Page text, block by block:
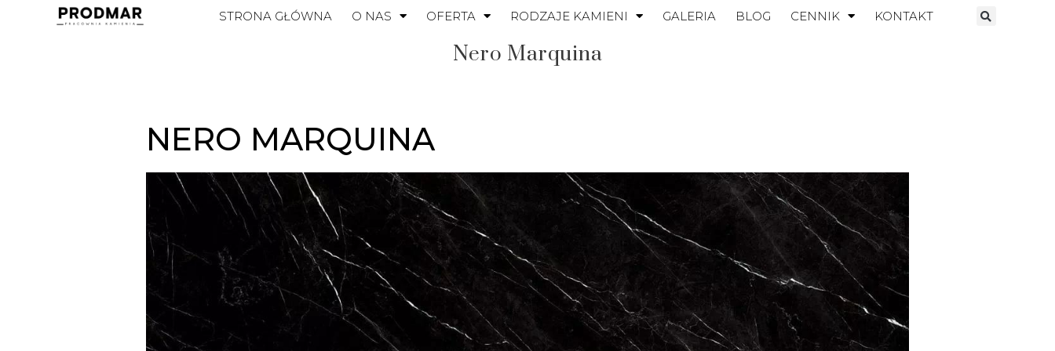
STRONA GŁÓWNA O NAS OFERTA RODZAJE KAMIENI GALERIA BLOG CENNIK KONTAKT
Nero Marquina
NERO MARQUINA